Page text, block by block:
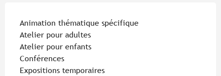
Animation thématique spécifique
Atelier pour adultes
Atelier pour enfants
Conférences
Expositions temporaires